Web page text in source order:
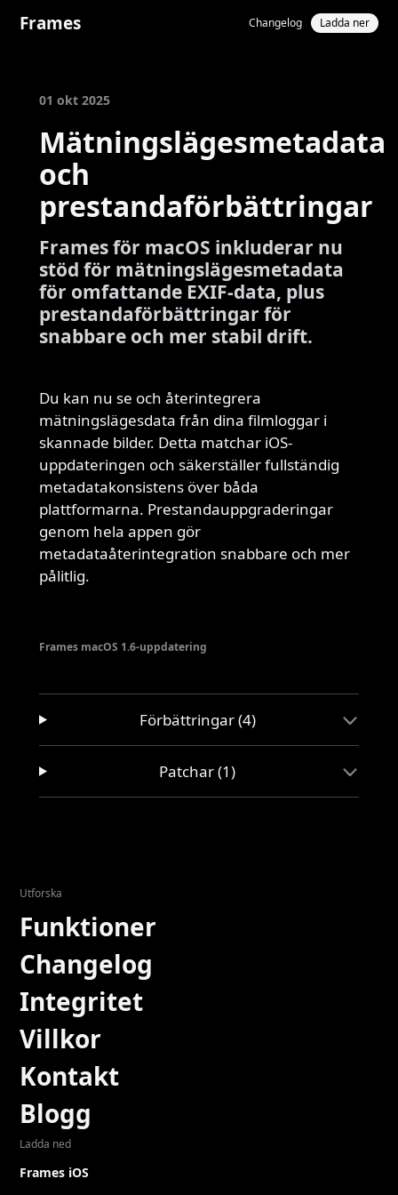
Frames Changelog Ladda ner
01 okt 2025
Mätningslägesmetadata
och
prestandaförbättringar
Frames för macOS inkluderar nu
stöd för mätningslägesmetadata
för omfattande EXIF-data, plus
prestandaförbättringar för
snabbare och mer stabil drift.
Du kan nu se och återintegrera
mätningslägesdata från dina filmloggar i
skannade bilder. Detta matchar iOS-
uppdateringen och säkerställer fullständig
metadatakonsistens över båda
plattformarna. Prestandauppgraderingar
genom hela appen gör
metadataåterintegration snabbare och mer
pålitlig.
Frames macOS 1.6-uppdatering
Förbättringar (4)
Patchar (1)
Utforska
Funktioner
Changelog
Integritet
Villkor
Kontakt
Blogg
Ladda ned
Frames iOS